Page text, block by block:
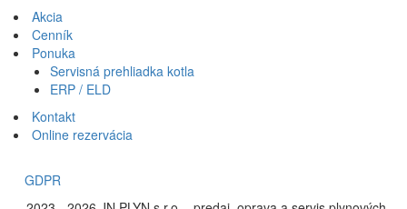
Akcia
Cenník
Ponuka
Servisná prehliadka kotla
ERP / ELD
Kontakt
Online rezervácia
GDPR